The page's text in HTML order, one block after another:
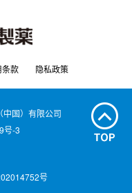
条款 隐私政策
国）有限公司
号-3
号